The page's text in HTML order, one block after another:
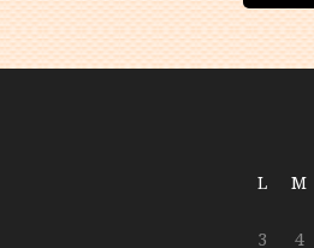
L M
3
4